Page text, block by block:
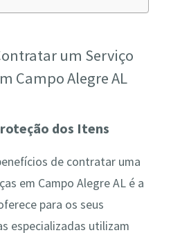
um Serviço
Campo Alegre AL
dos Itens
de contratar uma
em Campo Alegre AL é a
para os seus
especializadas utilizam